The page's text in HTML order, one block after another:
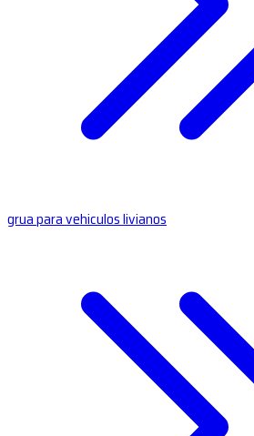
grua para vehiculos livianos